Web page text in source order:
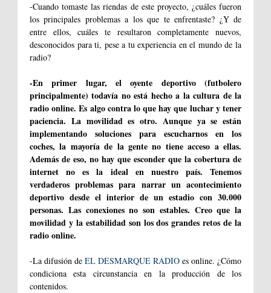
-Cuando tomaste las riendas de este proyecto, ¿cuáles fueron
los principales problemas a los que te enfrentaste? ¿Y de
entre ellos, cuáles te resultaron completamente nuevos,
desconocidos para ti, pese a tu experiencia en el mundo de la
radio?
-En primer lugar, el oyente deportivo (futbolero
principalmente) todavía no está hecho a la cultura de la
radio online. Es algo contra lo que hay que luchar y tener
paciencia. La movilidad es otro. Aunque ya se están
implementando soluciones para escucharnos en los
coches, la mayoría de la gente no tiene acceso a ellas.
Además de eso, no hay que esconder que la cobertura de
internet no es la ideal en nuestro país. Tenemos
verdaderos problemas para narrar un acontecimiento
deportivo desde el interior de un estadio con 30.000
personas. Las conexiones no son estables. Creo que la
movilidad y la estabilidad son los dos grandes retos de la
radio online.
-La difusión de EL DESMARQUE RADIO es online. ¿Cómo
condiciona esta circunstancia en la producción de los
contenidos.